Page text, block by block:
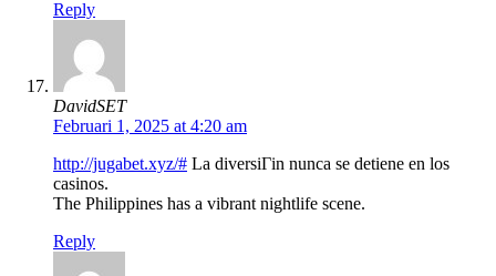
Reply
DavidSET
Februari 1, 2025 at 4:20 am
http://jugabet.xyz/# La diversiГіn nunca se detiene en los
casinos.
The Philippines has a vibrant nightlife scene.
Reply